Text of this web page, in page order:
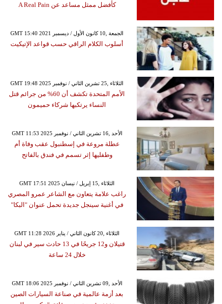
كأفضل ممثل مساعد عن A Real Pain
GMT 15:40 2021 الجمعة ,10 كانون الأول / ديسمبر
أسلوب الكلام الراقي حسب قواعد الإتيكيت
GMT 19:48 2025 الثلاثاء ,25 تشرين الثاني / نوفمبر
الأمم المتحدة تكشف أن 60% من جرائم قتل
النساء يرتكبها شركاء حميمون
GMT 11:53 2025 الأحد ,16 تشرين الثاني / نوفمبر
عطلة مروعة في إسطنبول عقب وفاة أم
وطفليها إثر تسمم في فندق بالفاتح
GMT 17:51 2025 الثلاثاء ,15 إبريل / نيسان
راغب علامة يتعاون مع الشاعر عمرو المصري
في أغنية سينجل جديدة تحمل عنوان "البكا"
GMT 11:28 2026 الثلاثاء ,20 كانون الثاني / يناير
قتيلان و12 جريحًا في 13 حادث سير في لبنان
خلال 24 ساعة
GMT 18:06 2025 الأحد ,09 تشرين الثاني / نوفمبر
بعد أزمة عالمية في صناعة السيارات الصين